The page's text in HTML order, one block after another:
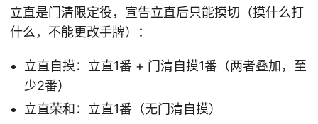
立直是门清限定役，宣告立直后只能摸切（摸什么打
什么，不能更改手牌）：
立直自摸：立直1番 + 门清自摸1番（两者叠加，至
少2番）
立直荣和：立直1番（无门清自摸）